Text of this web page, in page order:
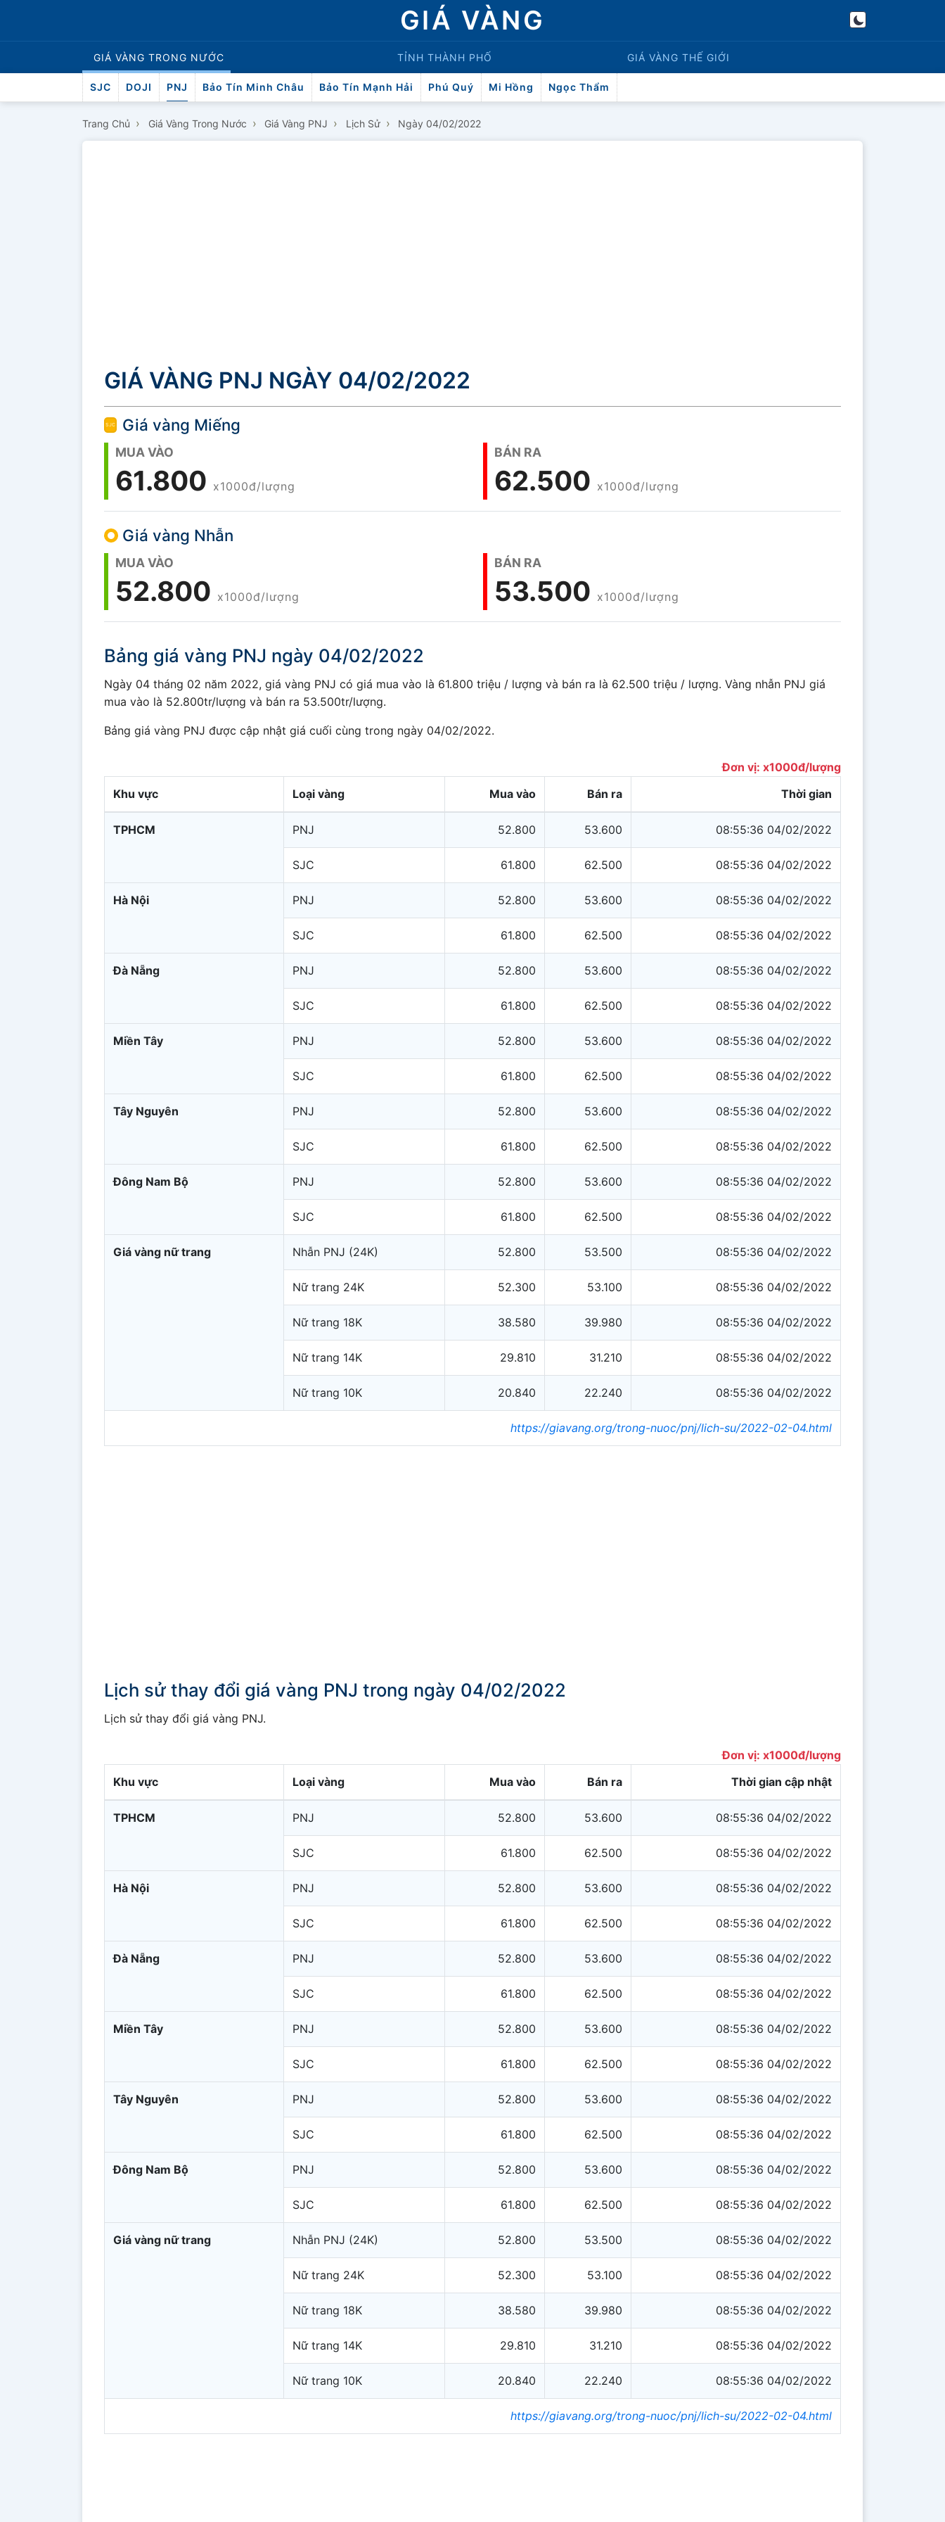
GIÁ VÀNG
GIÁ VÀNG TRONG NƯỚC TỈNH THÀNH PHỐ GIÁ VÀNG THẾ GIỚI
SJC DOJI PNJ Bảo Tín Minh Châu Bảo Tín Mạnh Hải Phú Quý Mi Hồng Ngọc Thẩm
Trang Chủ › Giá Vàng Trong Nước › Giá Vàng PNJ › Lịch Sử› Ngày 04/02/2022
GIÁ VÀNG PNJ NGÀY 04/02/2022
Giá vàng Miếng
MUA VÀO
61.800 x1000đ/lượng
BÁN RA
62.500 x1000đ/lượng
Giá vàng Nhẫn
MUA VÀO
52.800 x1000đ/lượng
BÁN RA
53.500 x1000đ/lượng
Bảng giá vàng PNJ ngày 04/02/2022
Ngày 04 tháng 02 năm 2022, giá vàng PNJ có giá mua vào là 61.800 triệu / lượng và bán ra là 62.500 triệu / lượng. Vàng nhẫn PNJ giá
mua vào là 52.800tr/lượng và bán ra 53.500tr/lượng.
Bảng giá vàng PNJ được cập nhật giá cuối cùng trong ngày 04/02/2022.
Đơn vị: x1000đ/lượng
Khu vực
Loại vàng Mua vào Bán ra Thời gian
TPHCM PNJ 52.800 53.600 08:55:36 04/02/2022
SJC 61.800 62.500 08:55:36 04/02/2022
Hà Nội PNJ 52.800 53.600 08:55:36 04/02/2022
SJC 61.800 62.500 08:55:36 04/02/2022
Đà Nẵng PNJ 52.800 53.600 08:55:36 04/02/2022
SJC 61.800 62.500 08:55:36 04/02/2022
Miền Tây PNJ 52.800 53.600 08:55:36 04/02/2022
SJC 61.800 62.500 08:55:36 04/02/2022
Tây Nguyên PNJ 52.800 53.600 08:55:36 04/02/2022
SJC 61.800 62.500 08:55:36 04/02/2022
Đông Nam Bộ PNJ 52.800 53.600 08:55:36 04/02/2022
SJC 61.800 62.500 08:55:36 04/02/2022
Giá vàng nữ trang Nhẫn PNJ (24K) 52.800 53.500 08:55:36 04/02/2022
Nữ trang 24K 52.300 53.100 08:55:36 04/02/2022
Nữ trang 18K 38.580 39.980 08:55:36 04/02/2022
Nữ trang 14K 29.810 31.210 08:55:36 04/02/2022
Nữ trang 10K 20.840 22.240 08:55:36 04/02/2022
https://giavang.org/trong-nuoc/pnj/lich-su/2022-02-04.html
Lịch sử thay đổi giá vàng PNJ trong ngày 04/02/2022
Lịch sử thay đổi giá vàng PNJ.
Đơn vị: x1000đ/lượng
Khu vực
Loại vàng Mua vào Bán ra Thời gian cập nhật
TPHCM PNJ 52.800 53.600 08:55:36 04/02/2022
SJC 61.800 62.500 08:55:36 04/02/2022
Hà Nội PNJ 52.800 53.600 08:55:36 04/02/2022
SJC 61.800 62.500 08:55:36 04/02/2022
Đà Nẵng PNJ 52.800 53.600 08:55:36 04/02/2022
SJC 61.800 62.500 08:55:36 04/02/2022
Miền Tây PNJ 52.800 53.600 08:55:36 04/02/2022
SJC 61.800 62.500 08:55:36 04/02/2022
Tây Nguyên PNJ 52.800 53.600 08:55:36 04/02/2022
SJC 61.800 62.500 08:55:36 04/02/2022
Đông Nam Bộ PNJ 52.800 53.600 08:55:36 04/02/2022
SJC 61.800 62.500 08:55:36 04/02/2022
Giá vàng nữ trang Nhẫn PNJ (24K) 52.800 53.500 08:55:36 04/02/2022
Nữ trang 24K 52.300 53.100 08:55:36 04/02/2022
Nữ trang 18K 38.580 39.980 08:55:36 04/02/2022
Nữ trang 14K 29.810 31.210 08:55:36 04/02/2022
Nữ trang 10K 20.840 22.240 08:55:36 04/02/2022
https://giavang.org/trong-nuoc/pnj/lich-su/2022-02-04.html